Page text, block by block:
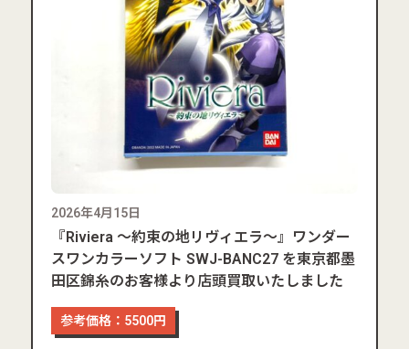
2026年4月15日
『Riviera ～約束の地リヴィエラ～』ワンダー
スワンカラーソフト SWJ-BANC27 を東京都墨
田区錦糸のお客様より店頭買取いたしました
参考価格：5500円